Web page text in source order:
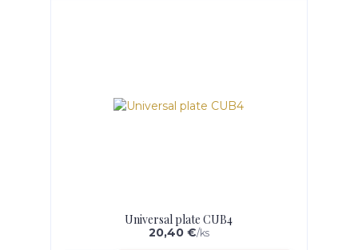
Universal plate CUB4
20,40 €/ks